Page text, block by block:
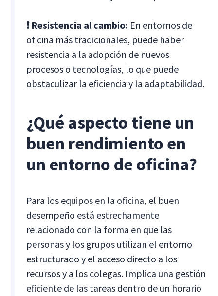
❗ Resistencia al cambio: En entornos de
oficina más tradicionales, puede haber
resistencia a la adopción de nuevos
procesos o tecnologías, lo que puede
obstaculizar la eficiencia y la adaptabilidad.
¿Qué aspecto tiene un
buen rendimiento en
un entorno de oficina?
Para los equipos en la oficina, el buen
desempeño está estrechamente
relacionado con la forma en que las
personas y los grupos utilizan el entorno
estructurado y el acceso directo a los
recursos y a los colegas. Implica una gestión
eficiente de las tareas dentro de un horario